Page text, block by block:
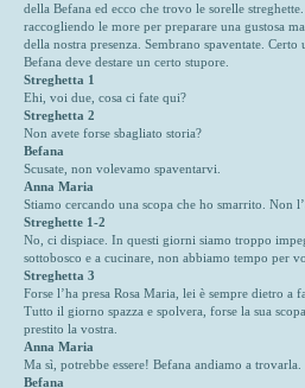
della Befana ed ecco che trovo le sorelle
raccogliendo le more per preparare una gustosa
della nostra presenza. Sembrano spaventate.
Befana deve destare un certo stupore.
Streghetta 1
Ehi, voi due, cosa ci fate qui?
Streghetta 2
Non avete forse sbagliato storia?
Befana
Scusate, non volevamo spaventarvi.
Anna Maria
Stiamo cercando una scopa che ho smarrito. Non
Streghette 1-2
No, ci dispiace. In questi giorni siamo troppo
sottobosco e a cucinare, non abbiamo tempo per
Streghetta 3
Forse l’ha presa Rosa Maria, lei è sempre dietro a
Tutto il giorno spazza e spolvera, forse la sua
prestito la vostra.
Anna Maria
Ma sì, potrebbe essere! Befana andiamo a trovarla.
Befana